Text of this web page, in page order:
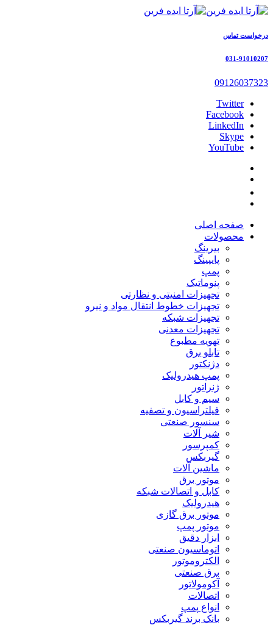
درخواست تماس
031-91010207
09126037323
Twitter
Facebook
LinkedIn
Skype
YouTube
صفحه اصلی
محصولات
بیرینگ
پایپینگ
پمپ
پنوماتیک
تجهیزات امنیتی و نظارتی
تجهیزات خطوط انتقال مواد و نیرو
تجهیزات شبکه
تجهیزات معدنی
تهویه مطبوع
تابلو برق
دژنکتور
پمپ هیدرولیک
ژنراتور
سیم و کابل
فیلتراسیون و تصفیه
سنسور صنعتی
شیر آلات
کمپرسور
گیربکس
ماشین آلات
موتور برق
کابل و اتصالات شبکه
هیدرولیک
موتور برق گازی
موتور پمپ
ابزار دقیق
اتوماسیون صنعتی
الکتروموتور
برق صنعتی
آکومولاتور
اتصالات
انواع پمپ
بانک برند گیربکس